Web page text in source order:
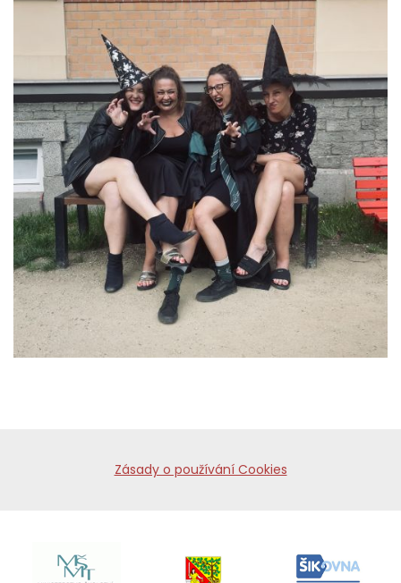
Zásady o používání Cookies